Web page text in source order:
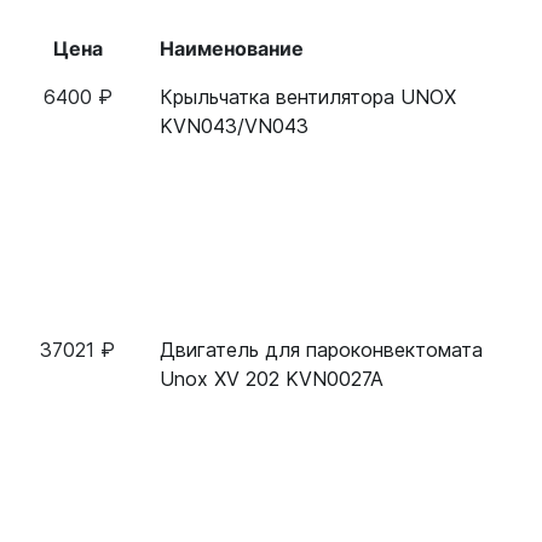
Цена
Наименование
6400 ₽
Крыльчатка вентилятора UNOX
KVN043/VN043
37021 ₽
Двигатель для пароконвектомата
Unox XV 202 KVN0027A